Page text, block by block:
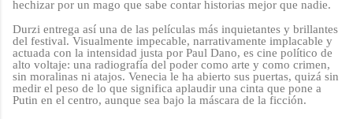
hechizar por un mago que sabe contar historias mejor que nadie.
Durzi entrega así una de las películas más inquietantes y brillantes
del festival. Visualmente impecable, narrativamente implacable y
actuada con la intensidad justa por Paul Dano, es cine político de
alto voltaje: una radiografía del poder como arte y como crimen,
sin moralinas ni atajos. Venecia le ha abierto sus puertas, quizá sin
medir el peso de lo que significa aplaudir una cinta que pone a
Putin en el centro, aunque sea bajo la máscara de la ficción.